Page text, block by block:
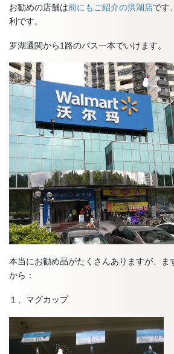
お勧めの店舗は前にもご紹介の洪湖店です
利です。
罗湖通関から1路のバス一本でいけます。
本当にお勧め品がたくさんありますが、ま
から：
１、マグカップ